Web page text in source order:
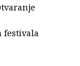
festivala